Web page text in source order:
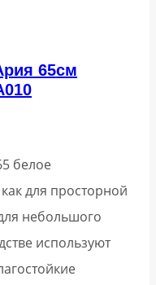
65см
белое
для просторной
небольшого
используют